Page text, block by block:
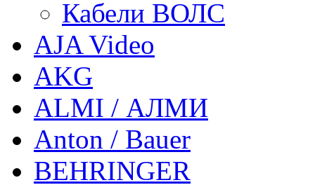
Кабели ВОЛС
AJA Video
AKG
ALMI / АЛМИ
Anton / Bauer
BEHRINGER